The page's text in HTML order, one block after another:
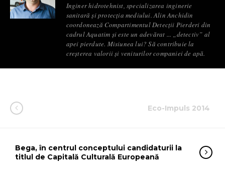
Inginer hidrotehnist, specializarea inginerie
sanitară și protecția mediului. Alin Anchidin
coordonează Compartimentul Detecții Pierderi din
cadrul Aquatim și este un adevărat ... „detectiv” al
apei pierdute. Misiunea lui? Să contribuie la
creșterea valorii și veniturilor companiei de apă.
Eco-Impuls 2014
Bega, în centrul conceptului candidaturii la
titlul de Capitală Culturală Europeană